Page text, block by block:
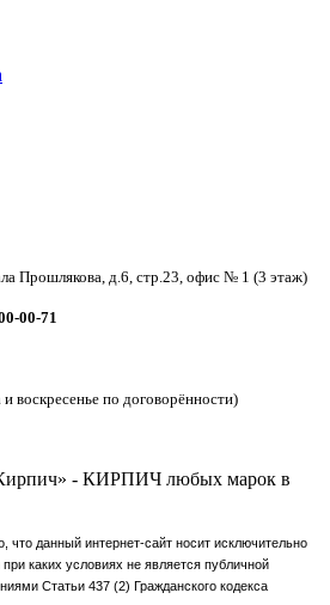
Прошлякова, д.6, стр.23, офис № 1 (3 этаж)
00-71
воскресенье по договорённости)
- КИРПИЧ любых марок в
данный интернет-сайт носит исключительно
каких условиях не является публичной
Статьи 437 (2) Гражданского кодекса